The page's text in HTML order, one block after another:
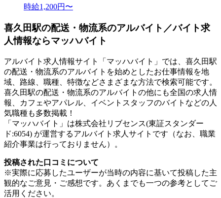
時給1,200円〜
喜久田駅の配送・物流系のアルバイト／バイト求
人情報ならマッハバイト
アルバイト求人情報サイト「マッハバイト」では、喜久田駅
の配送・物流系のアルバイトを始めとしたお仕事情報を地
域、路線、職種、特徴などさまざまな方法で検索可能です。
喜久田駅の配送・物流系のアルバイトの他にも全国の求人情
報、カフェやアパレル、イベントスタッフのバイトなどの人
気職種も多数掲載！
「マッハバイト」は株式会社リブセンス(東証スタンダー
ド:6054) が運営するアルバイト求人サイトです（なお、職業
紹介事業は行っておりません）。
投稿された口コミについて
※実際に応募したユーザーが当時の内容に基いて投稿した主
観的なご意見・ご感想です。あくまでも一つの参考としてご
活用ください。